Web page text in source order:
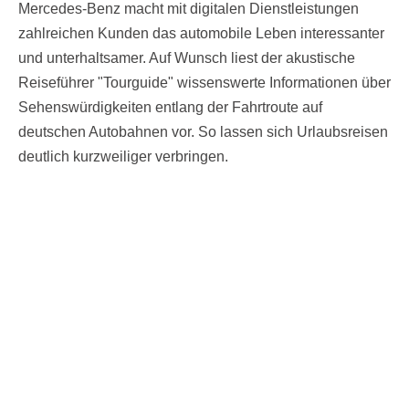
Mercedes-Benz macht mit digitalen Dienstleistungen
zahlreichen Kunden das automobile Leben interessanter
und unterhaltsamer. Auf Wunsch liest der akustische
Reiseführer "Tourguide" wissenswerte Informationen über
Sehenswürdigkeiten entlang der Fahrtroute auf
deutschen Autobahnen vor. So lassen sich Urlaubsreisen
deutlich kurzweiliger verbringen.